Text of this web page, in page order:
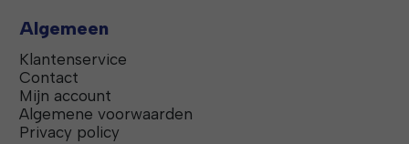
Algemeen
Klantenservice
Contact
Mijn account
Algemene voorwaarden
Privacy policy